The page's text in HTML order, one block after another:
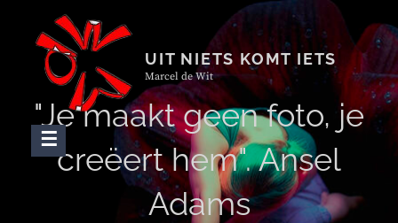
content
UIT NIETS KOMT IETS
Marcel de Wit
"Je maakt geen foto, je
creëert hem". Ansel
Adams